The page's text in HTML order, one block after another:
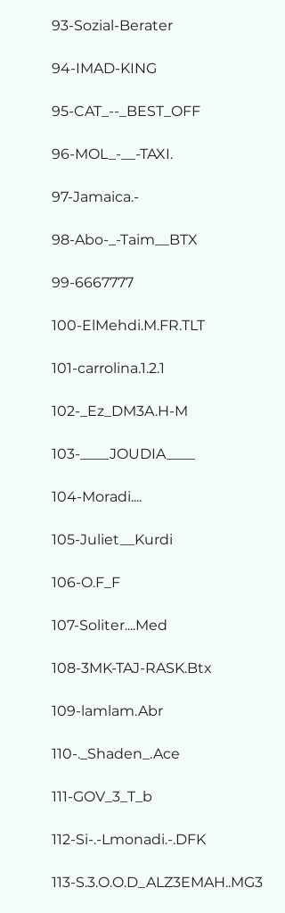
93-Sozial-Berater
94-IMAD-KING
95-CAT_--_BEST_OFF
96-MOL_-__-TAXI.
97-Jamaica.-
98-Abo-_-Taim__BTX
99-6667777
100-ElMehdi.M.FR.TLT
101-carrolina.1.2.1
102-_Ez_DM3A.H-M
103-____JOUDIA____
104-Moradi....
105-Juliet__Kurdi
106-O.F_F
107-Soliter....Med
108-3MK-TAJ-RASK.Btx
109-lamlam.Abr
110-._Shaden_.Ace
111-GOV_3_T_b
112-Si-.-Lmonadi.-.DFK
113-S.3.O.O.D_ALZ3EMAH..MG3